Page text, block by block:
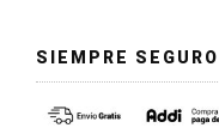
SIEMPRE SEGURO